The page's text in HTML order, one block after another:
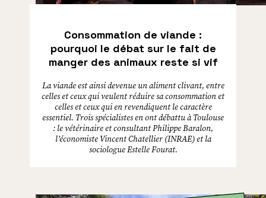
Consommation de viande :
pourquoi le débat sur le fait de
manger des animaux reste si vif
La viande est ainsi devenue un aliment clivant, entre
celles et ceux qui veulent réduire sa consommation et
celles et ceux qui en revendiquent le caractère
essentiel. Trois spécialistes en ont débattu à Toulouse
: le vétérinaire et consultant Philippe Baralon,
l’économiste Vincent Chatellier (INRAE) et la
sociologue Estelle Fourat.